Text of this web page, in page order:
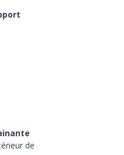
de